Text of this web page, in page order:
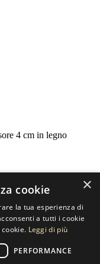
4 cm in legno
×
cookie
la tua esperienza di
a tutti i cookie
Leggi di più
PERFORMANCE